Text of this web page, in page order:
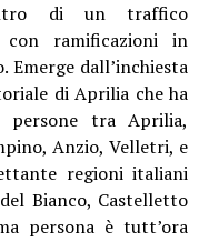
di un traffico
con ramificazioni in
dall’inchiesta
di Aprilia che ha
tra Aprilia,
Anzio, Velletri, e
regioni italiani
Bianco, Castelletto
persona è tutt’ora